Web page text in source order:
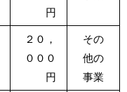
円
２０，
０００
円
その
他の
事業